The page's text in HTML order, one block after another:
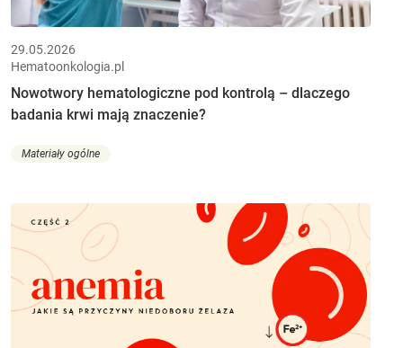
29.05.2026
Hematoonkologia.pl
Nowotwory hematologiczne pod kontrolą – dlaczego
badania krwi mają znaczenie?
Materiały ogólne